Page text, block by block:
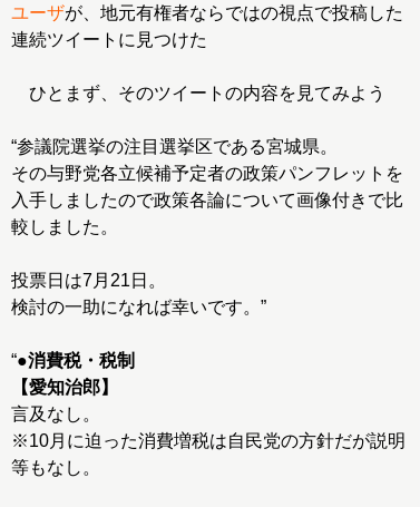
ユーザが、地元有権者ならではの視点で投稿した
連続ツイートに見つけた
ひとまず、そのツイートの内容を見てみよう
“参議院選挙の注目選挙区である宮城県。
その与野党各立候補予定者の政策パンフレットを
入手しましたので政策各論について画像付きで比
較しました。
投票日は7月21日。
検討の一助になれば幸いです。”
“●消費税・税制
【愛知治郎】
言及なし。
※10月に迫った消費増税は自民党の方針だが説明
等もなし。